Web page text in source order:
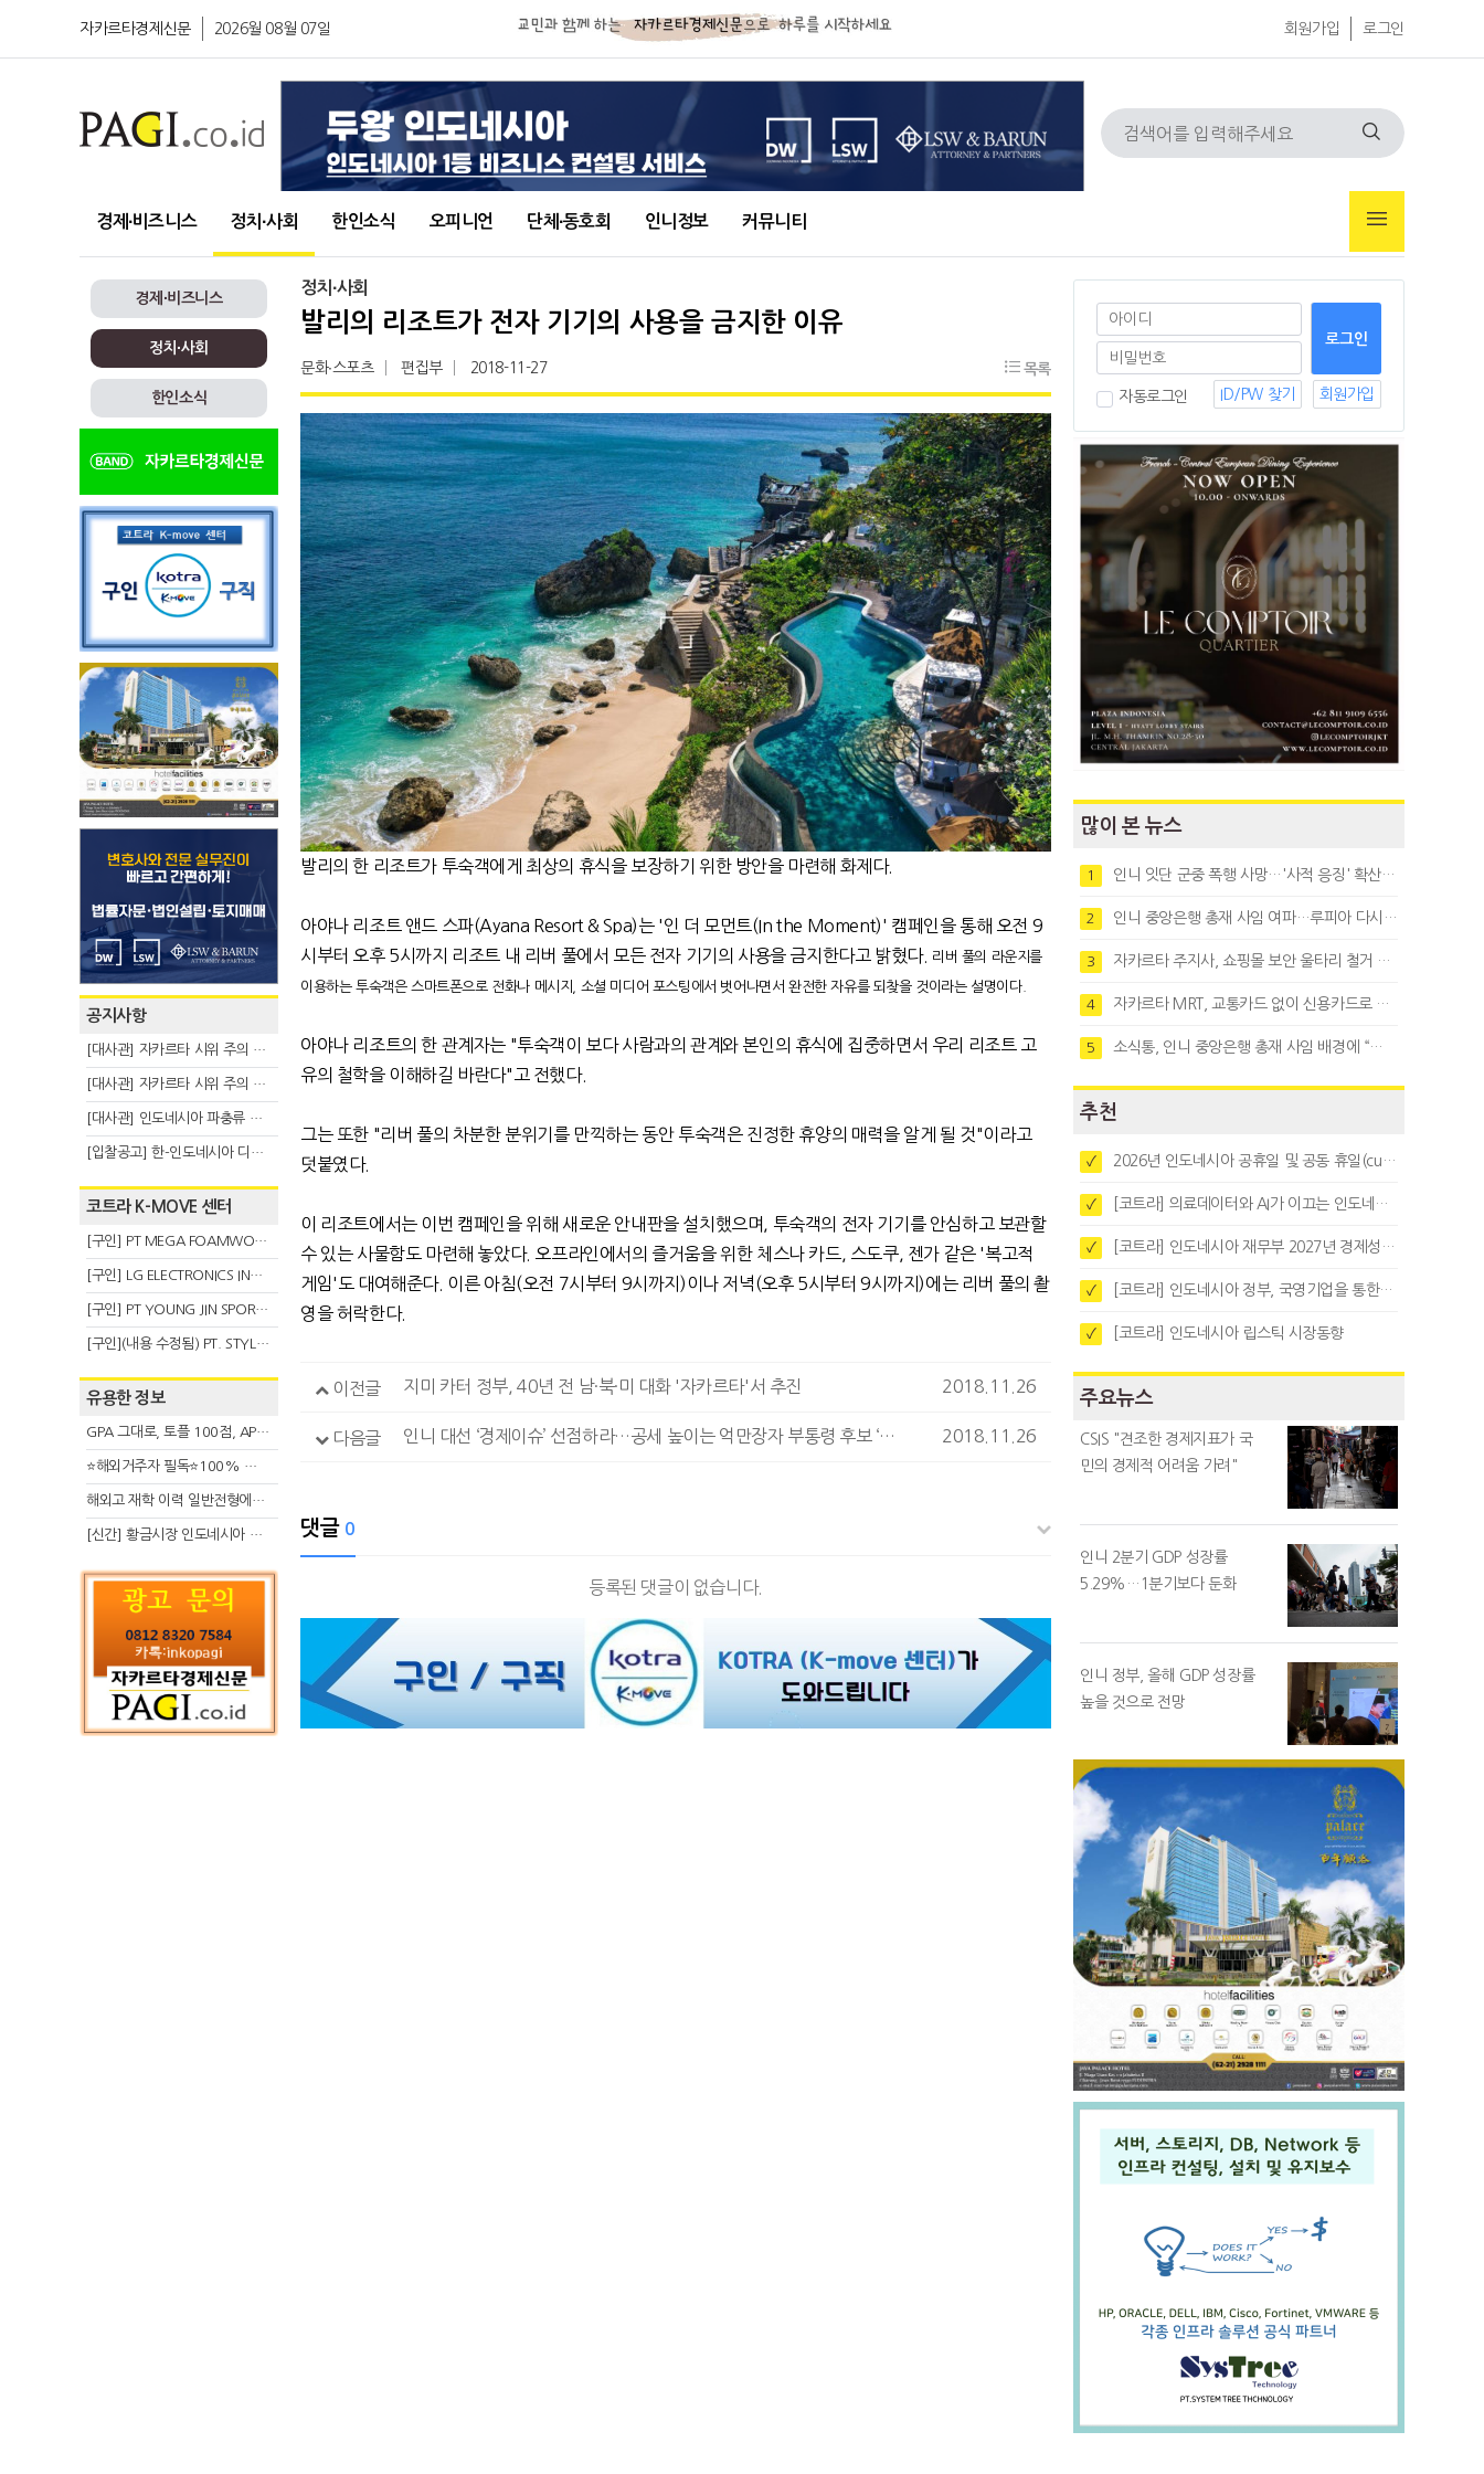
자카르타경제신문 2026월 08월 07일 회원가입 로그인
경제∙비즈니스 정치∙사회 한인소식 오피니언 단체∙동호회 인니정보 커뮤니티
경제∙비즈니스
정치∙사회
한인소식
공지사항
[대사관] 자카르타 시위 주의 안내(8.6)
[대사관] 자카르타 시위 주의 안내(8.3)
[대사관] 인도네시아 파충류 불법 반출 주의 (7.29)
[입찰공고] 한-인도네시아 디지털융복합 탈 전시회
코트라 K-MOVE 센터
[구인] PT MEGA FOAMWORKS INDONESIA
[구인] LG ELECTRONICS INDONESIA
[구인] PT YOUNG JIN SPORT INDONESIA
[구인](내용 수정됨) PT. STYLE KOREAN INDONESIA (스타일 코리안 인도네시아)
유용한 정보
GPA 그대로, 토플 100점, AP 막막 — 원인은 하나입니다
⭐해외거주자 필독⭐100% 온라인 마지막 한국어교원 2급 추가모집 (~8/2)
해외고 재학 이력 일반전형에서 분명한 입시 강점 살리는 전략
[신간] 황금시장 인도네시아 슈퍼리치의 성공 수업
정치∙사회
발리의 리조트가 전자 기기의 사용을 금지한 이유
문화∙스포츠 편집부 2018-11-27 목록
발리의 한 리조트가 투숙객에게 최상의 휴식을 보장하기 위한 방안을 마련해 화제다.
아야나 리조트 앤드 스파(Ayana Resort & Spa)는 '인 더 모먼트(In the Moment)' 캠페인을 통해 오전 9
시부터 오후 5시까지 리조트 내 리버 풀에서 모든 전자 기기의 사용을 금지한다고 밝혔다.
리버 풀의 라운지를
이용하는 투숙객은 스마트폰으로 전화나 메시지, 소셜 미디어 포스팅에서 벗어나면서 완전한 자유를 되찾을 것이라는 설명이다.
아야나 리조트의 한 관계자는 "투숙객이 보다 사람과의 관계와 본인의 휴식에 집중하면서 우리 리조트 고
유의 철학을 이해하길 바란다"고 전했다.
그는 또한 "리버 풀의 차분한 분위기를 만끽하는 동안 투숙객은 진정한 휴양의 매력을 알게 될 것"이라고
덧붙였다.
이 리조트에서는 이번 캠페인을 위해 새로운 안내판을 설치했으며, 투숙객의 전자 기기를 안심하고 보관할
수 있는 사물함도 마련해 놓았다. 오프라인에서의 즐거움을 위한 체스나 카드, 스도쿠, 젠가 같은 '복고적
게임'도 대여해준다. 이른 아침(오전 7시부터 9시까지)이나 저녁(오후 5시부터 9시까지)에는 리버 풀의 촬
영을 허락한다.
이전글 지미 카터 정부, 40년 전 남·북·미 대화 '자카르타'서 추진 2018.11.26
다음글 인니 대선 ‘경제이슈’ 선점하라…공세 높이는 억만장자 부통령 후보 ‘산디아가’ 2018.11.26
댓글 0
등록된 댓글이 없습니다.
자동로그인 ID/PW 찾기 회원가입
많이 본 뉴스
1 인니 잇단 군중 폭행 사망…'사적 응징' 확산에 법치 우려
2 인니 중앙은행 총재 사임 여파…루피아 다시 1만8천대로 약세
3 자카르타 주지사, 쇼핑몰 보안 울타리 철거 요청…"치안 문제없다"
4 자카르타 MRT, 교통카드 없이 신용카드로 바로 탄다
5 소식통, 인니 중앙은행 총재 사임 배경에 “정부와 정책 갈등"
추천
✓ 2026년 인도네시아 공휴일 및 공동 휴일(cuti bersama)
✓ [코트라] 의료데이터와 AI가 이끄는 인도네시아 디지털 헬스케어 시장 트렌드
✓ [코트라] 인도네시아 재무부 2027년 경제성장 전망 및 목표 발표
✓ [코트라] 인도네시아 정부, 국영기업을 통한 석탄·팜유·합금철 수출 중앙집중화 추진
✓ [코트라] 인도네시아 립스틱 시장동향
주요뉴스
CSIS "견조한 경제지표가 국
민의 경제적 어려움 가려"
인니 2분기 GDP 성장률
5.29%…1분기보다 둔화
인니 정부, 올해 GDP 성장률
높을 것으로 전망